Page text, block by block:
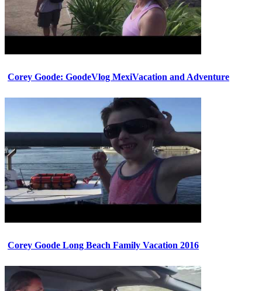
Corey Goode: GoodeVlog MexiVacation and Adventure
Corey Goode Long Beach Family Vacation 2016